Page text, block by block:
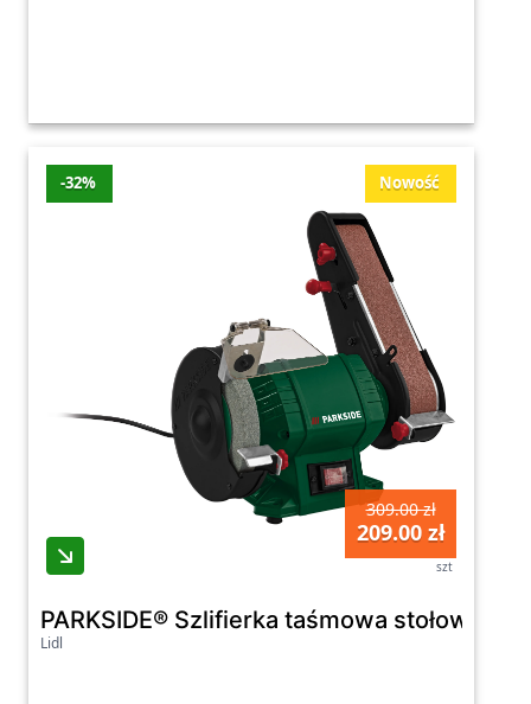
Nowość
-32%
309.00 zł
209.00 zł
szt
PARKSIDE® Szlifierka taśmowa stołowa
Lidl